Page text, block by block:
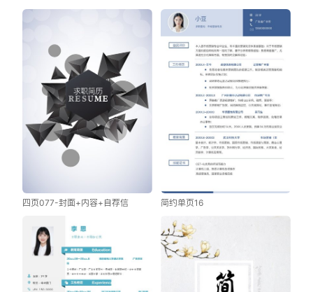
四页077-封面+内容+自荐信 简约单页16